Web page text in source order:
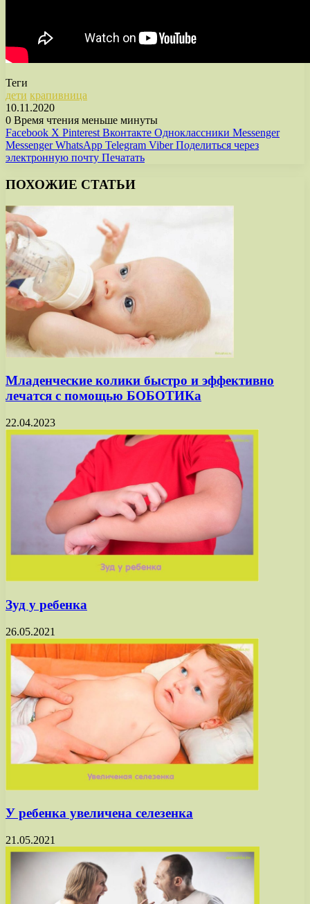
Теги
дети крапивница
10.11.2020
0 Время чтения меньше минуты
Facebook X Pinterest Вконтакте Одноклассники Messenger
Messenger WhatsApp Telegram Viber Поделиться через
электронную почту Печатать
ПОХОЖИЕ СТАТЬИ
Младенческие колики быстро и эффективно
лечатся с помощью БОБОТИКа
22.04.2023
Зуд у ребенка
26.05.2021
У ребенка увеличена селезенка
21.05.2021